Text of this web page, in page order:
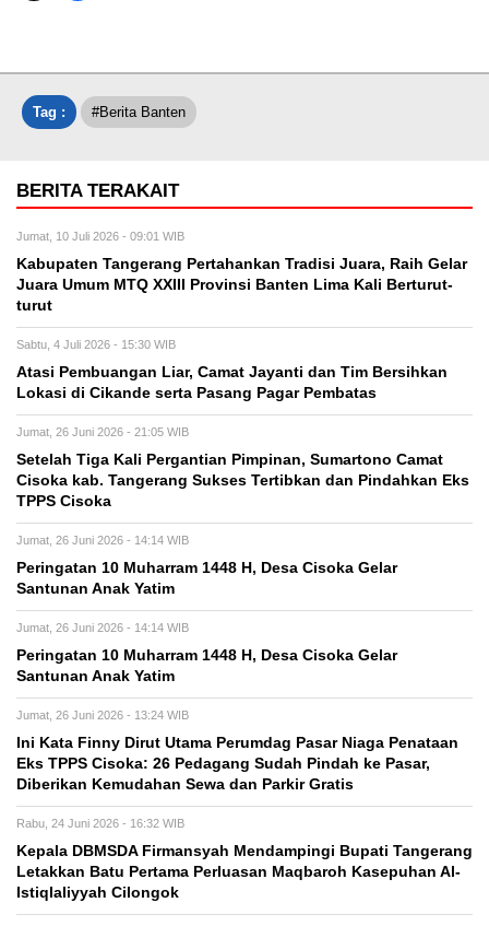
Tag : #Berita Banten
BERITA TERAKAIT
Jumat, 10 Juli 2026 - 09:01 WIB
Kabupaten Tangerang Pertahankan Tradisi Juara, Raih Gelar
Juara Umum MTQ XXIII Provinsi Banten Lima Kali Berturut-
turut
Sabtu, 4 Juli 2026 - 15:30 WIB
Atasi Pembuangan Liar, Camat Jayanti dan Tim Bersihkan
Lokasi di Cikande serta Pasang Pagar Pembatas
Jumat, 26 Juni 2026 - 21:05 WIB
Setelah Tiga Kali Pergantian Pimpinan, Sumartono Camat
Cisoka kab. Tangerang Sukses Tertibkan dan Pindahkan Eks
TPPS Cisoka
Jumat, 26 Juni 2026 - 14:14 WIB
Peringatan 10 Muharram 1448 H, Desa Cisoka Gelar
Santunan Anak Yatim
Jumat, 26 Juni 2026 - 14:14 WIB
Peringatan 10 Muharram 1448 H, Desa Cisoka Gelar
Santunan Anak Yatim
Jumat, 26 Juni 2026 - 13:24 WIB
Ini Kata Finny Dirut Utama Perumdag Pasar Niaga Penataan
Eks TPPS Cisoka: 26 Pedagang Sudah Pindah ke Pasar,
Diberikan Kemudahan Sewa dan Parkir Gratis
Rabu, 24 Juni 2026 - 16:32 WIB
Kepala DBMSDA Firmansyah Mendampingi Bupati Tangerang
Letakkan Batu Pertama Perluasan Maqbaroh Kasepuhan Al-
Istiqlaliyyah Cilongok